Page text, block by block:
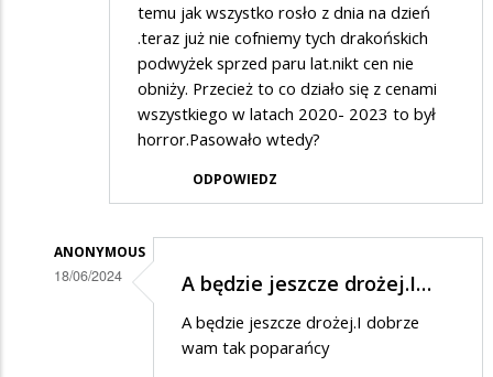
temu jak wszystko rosło z dnia na dzień
.teraz już nie cofniemy tych drakońskich
podwyżek sprzed paru lat.nikt cen nie
obniży. Przecież to co działo się z cenami
wszystkiego w latach 2020- 2023 to był
horror.Pasowało wtedy?
ODPOWIEDZ
ANONYMOUS
18/06/2024 A będzie jeszcze drożej.I…
A będzie jeszcze drożej.I dobrze
wam tak poparańcy